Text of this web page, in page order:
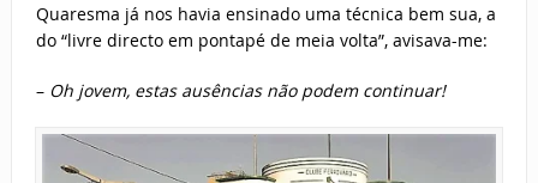
Quaresma já nos havia ensinado uma técnica bem sua, a
do “livre directo em pontapé de meia volta”, avisava-me:
– Oh jovem, estas ausências não podem continuar!